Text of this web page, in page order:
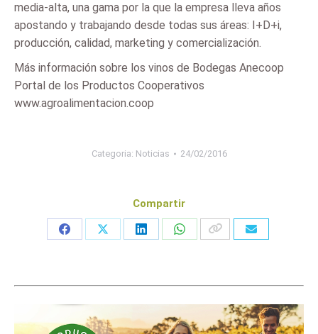
media-alta, una gama por la que la empresa lleva años
apostando y trabajando desde todas sus áreas: I+D+i,
producción, calidad, marketing y comercialización.
Más información sobre los vinos de Bodegas Anecoop
Portal de los Productos Cooperativos
www.agroalimentacion.coop
Categoria: Noticias 24/02/2016
Compartir
Share
Share
Share
Share